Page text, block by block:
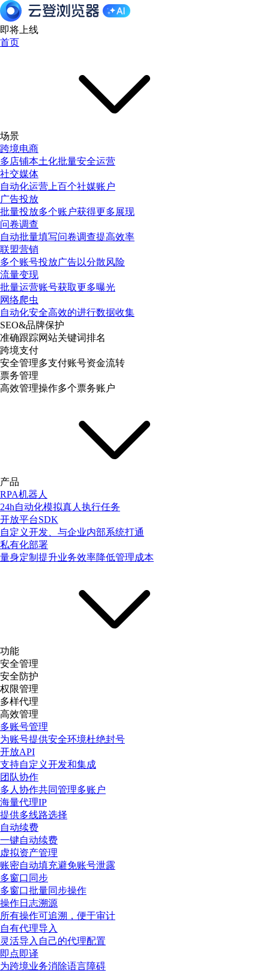
即将上线
首页
场景
跨境电商
多店铺本土化批量安全运营
社交媒体
自动化运营上百个社媒账户
广告投放
批量投放多个账户获得更多展现
问卷调查
自动批量填写问卷调查提高效率
联盟营销
多个账号投放广告以分散风险
流量变现
批量运营账号获取更多曝光
网络爬虫
自动化安全高效的进行数据收集
SEO&品牌保护
准确跟踪网站关键词排名
跨境支付
安全管理多支付账号资金流转
票务管理
高效管理操作多个票务账户
产品
RPA机器人
24h自动化模拟真人执行任务
开放平台SDK
自定义开发、与企业内部系统打通
私有化部署
量身定制提升业务效率降低管理成本
功能
安全管理
安全防护
权限管理
多样代理
高效管理
多账号管理
为账号提供安全环境杜绝封号
开放API
支持自定义开发和集成
团队协作
多人协作共同管理多账户
海量代理IP
提供多线路选择
自动续费
一键自动续费
虚拟资产管理
账密自动填充避免账号泄露
多窗口同步
多窗口批量同步操作
操作日志溯源
所有操作可追溯，便于审计
自有代理导入
灵活导入自己的代理配置
即点即译
为跨境业务消除语言障碍